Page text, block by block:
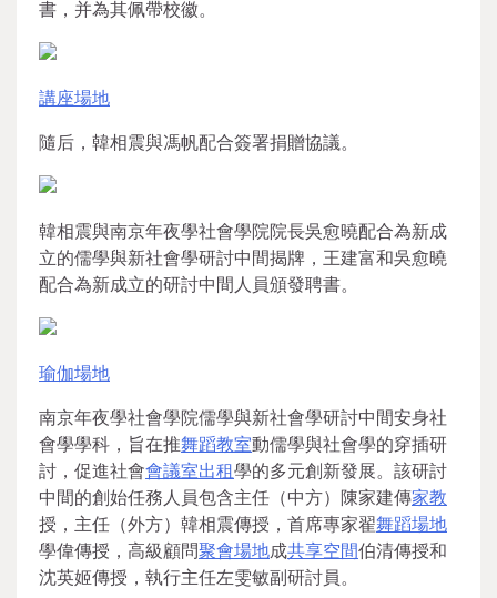
書，并為其佩帶校徽。
講座場地
隨后，韓相震與馮帆配合簽署捐贈協議。
韓相震與南京年夜學社會學院院長吳愈曉配合為新成
立的儒學與新社會學研討中間揭牌，王建富和吳愈曉
配合為新成立的研討中間人員頒發聘書。
瑜伽場地
南京年夜學社會學院儒學與新社會學研討中間安身社
會學學科，旨在推舞蹈教室動儒學與社會學的穿插研
討，促進社會會議室出租學的多元創新發展。該研討
中間的創始任務人員包含主任（中方）陳家建傳家教
授，主任（外方）韓相震傳授，首席專家翟舞蹈場地
學偉傳授，高級顧問聚會場地成共享空間伯清傳授和
沈英姬傳授，執行主任左雯敏副研討員。